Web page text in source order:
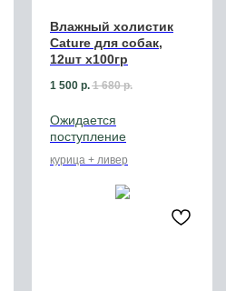
Влажный холистик
Cature для собак,
12шт х100гр
1 500 р. 1 680 р.
курица + ливер